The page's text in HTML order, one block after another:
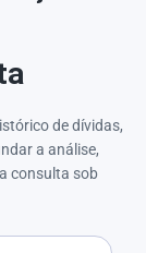
de dívidas,
a análise,
consulta sob